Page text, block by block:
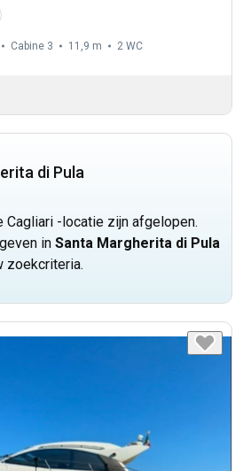
Cabine 3 11,9 m 2 WC
di Pula
Cagliari -locatie zijn afgelopen.
in Santa Margherita di Pula
zoekcriteria.